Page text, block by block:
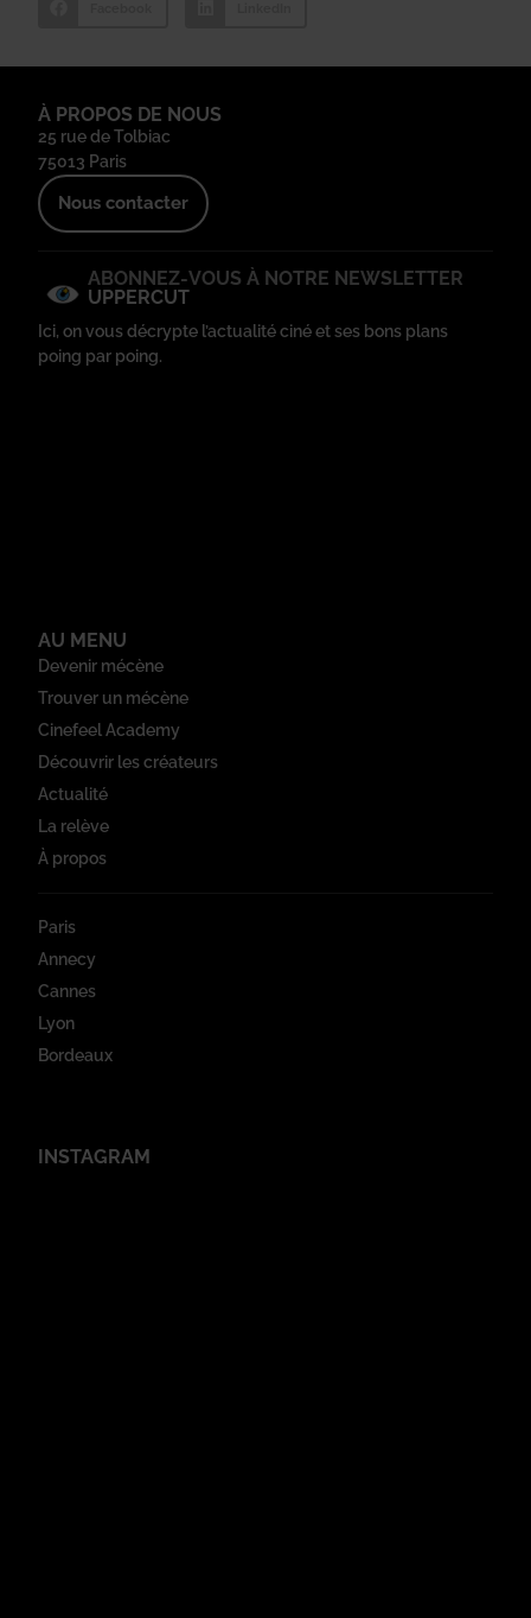
À PROPOS DE NOUS
25 rue de Tolbiac
75013 Paris
Nous contacter
ABONNEZ-VOUS À NOTRE NEWSLETTER
UPPERCUT
Ici, on vous décrypte l’actualité ciné et ses bons plans
poing par poing.
AU MENU
Devenir mécène
Trouver un mécène
Cinefeel Academy
Découvrir les créateurs
Actualité
La relève
À propos
Paris
Annecy
Cannes
Lyon
Bordeaux
INSTAGRAM